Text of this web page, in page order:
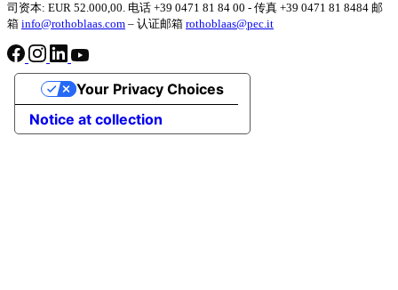
司资本: EUR 52.000,00. 电话 +39 0471 81 84 00 - 传真 +39 0471 81 8484 邮
箱 info@rothoblaas.com – 认证邮箱 rothoblaas@pec.it
Notice at collection
Your Privacy Choices